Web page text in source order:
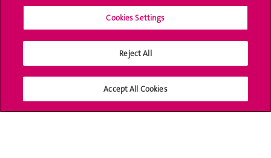
Offres d'emploi
Bibliothèque
Médias sociaux UNIGE
Cookies Settings
Reject All
Accept All Cookies